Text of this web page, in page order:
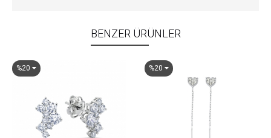
BENZER ÜRÜNLER
%20 %20